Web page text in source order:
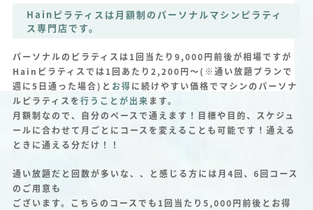
Hainピラティスは月額制のパーソナルマシンピラティ
ス専門店です。
パーソナルのピラティスは1回当たり9,000円前後が相場ですが
Hainピラティスでは1回あたり2,200円～(※通い放題プランで
週に5日通った場合)と お得に続けやすい価格でマシンのパーソナ
ルピラティスを行うことが出来 ます。
月額制なので、自分のペースで通えます！目標や目的、スケジュ
ールに合わせて月ごとにコースを変えることも可能です！通える
ときに通える分だけ！！
通い放題だと回数が多いな、、と感じる方には月4回、6回コース
のご用意も
ございます。こちらのコースでも1回当たり5,000円前後とお得